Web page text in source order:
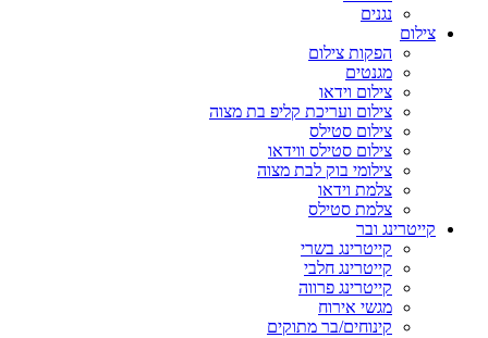
נגנים
צילום
הפקות צילום
מגנטים
צילום וידאו
צילום ועריכת קליפ בת מצוה
צילום סטילס
צילום סטילס ווידאו
צילומי בוק לבת מצוה
צלמת וידאו
צלמת סטילס
קייטרינג ובר
קייטרינג בשרי
קייטרינג חלבי
קייטרינג פרווה
מגשי אירוח
קינוחים/בר מתוקים